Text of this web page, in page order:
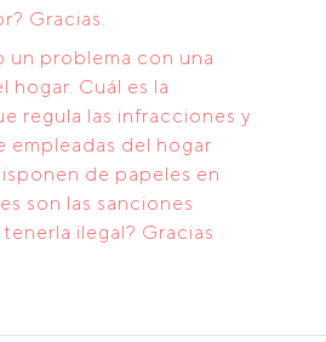
Gracias.
un problema con una
hogar. Cuál es la
regula las infracciones y
empleadas del hogar
de papeles en
son las sanciones
ilegal? Gracias